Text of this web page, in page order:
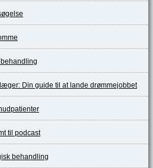
Din guide til at lande drømmejobbet
til podcast
behandling